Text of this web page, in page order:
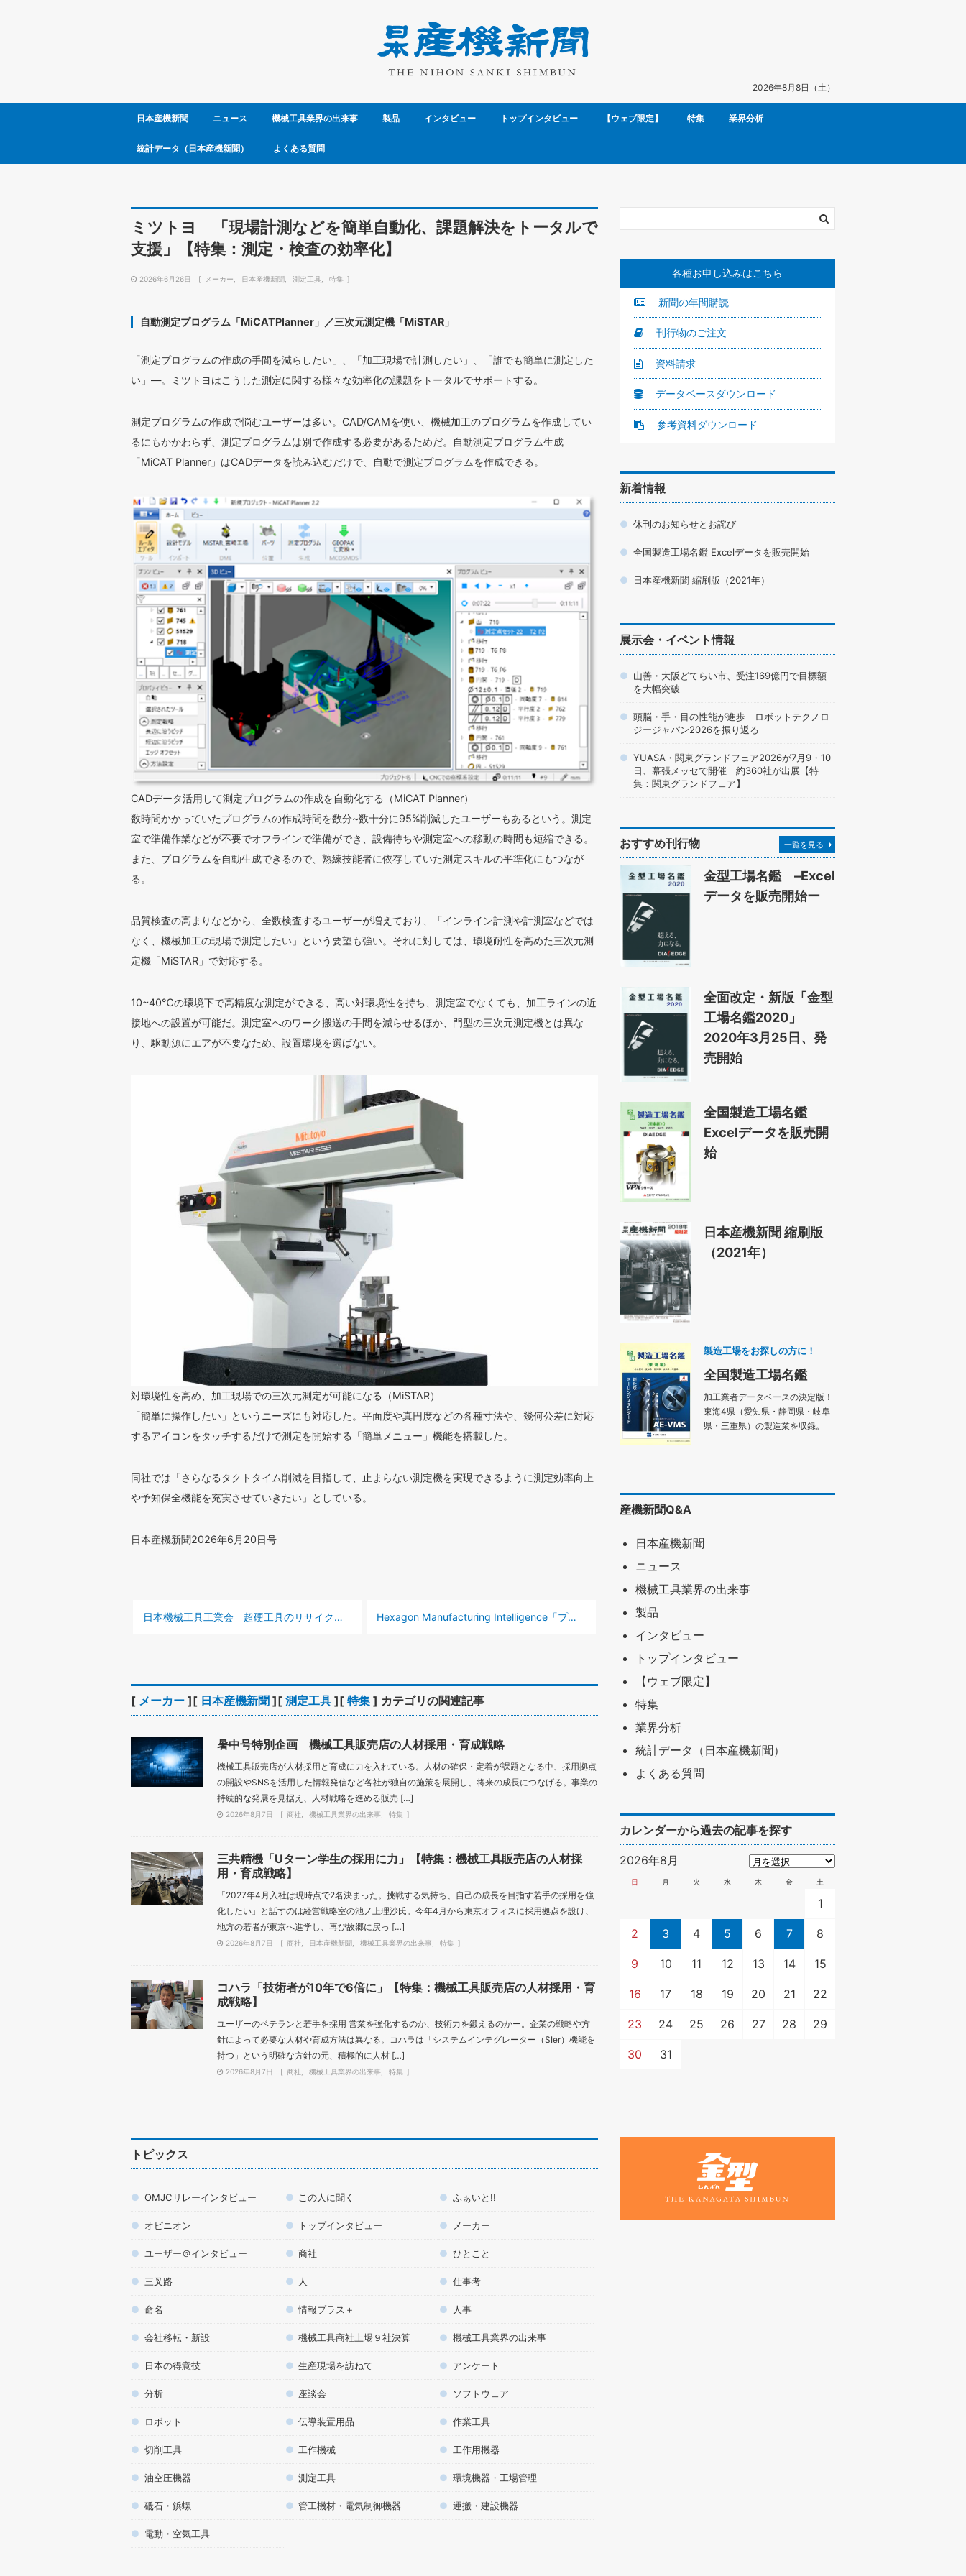
2026年8月8日（土）
日本産機新聞 ニュース 機械工具業界の出来事 製品 インタビュー トップインタビュー 【ウェブ限定】 特集 業界分析
統計データ（日本産機新聞） よくある質問
ミツトヨ 「現場計測などを簡単自動化、課題解決をトータルで
支援」【特集：測定・検査の効率化】
2026年6月26日 メーカー 日本産機新聞 測定工具 特集
自動測定プログラム「MiCATPlanner」／三次元測定機「MiSTAR」
「測定プログラムの作成の手間を減らしたい」、「加工現場で計測したい」、「誰でも簡単に測定した
い」—。ミツトヨはこうした測定に関する様々な効率化の課題をトータルでサポートする。
測定プログラムの作成で悩むユーザーは多い。CAD/CAMを使い、機械加工のプログラムを作成してい
るにもかかわらず、測定プログラムは別で作成する必要があるためだ。自動測定プログラム生成
「MiCAT Planner」はCADデータを読み込むだけで、自動で測定プログラムを作成できる。
CADデータ活用して測定プログラムの作成を自動化する（MiCAT Planner）
数時間かかっていたプログラムの作成時間を数分~数十分に95%削減したユーザーもあるという。測定
室で準備作業などが不要でオフラインで準備ができ、設備待ちや測定室への移動の時間も短縮できる。
また、プログラムを自動生成できるので、熟練技能者に依存していた測定スキルの平準化にもつなが
る。
品質検査の高まりなどから、全数検査するユーザーが増えており、「インライン計測や計測室などでは
なく、機械加工の現場で測定したい」という要望も強い。それに対しては、環境耐性を高めた三次元測
定機「MiSTAR」で対応する。
10~40℃の環境下で高精度な測定ができる、高い対環境性を持ち、測定室でなくても、加工ラインの近
接地への設置が可能だ。測定室へのワーク搬送の手間を減らせるほか、門型の三次元測定機とは異な
り、駆動源にエアが不要なため、設置環境を選ばない。
対環境性を高め、加工現場での三次元測定が可能になる（MiSTAR）
「簡単に操作したい」というニーズにも対応した。平面度や真円度などの各種寸法や、幾何公差に対応
するアイコンをタッチするだけで測定を開始する「簡単メニュー」機能を搭載した。
同社では「さらなるタクトタイム削減を目指して、止まらない測定機を実現できるように測定効率向上
や予知保全機能を充実させていきたい」としている。
日本産機新聞2026年6月20日号
前の記事 :
日本機械工具工業会 超硬工具のリサイクルガイドラインを改定、国内還流の強化へ 次の記事 :
Hexagon Manufacturing Intelligence「プログラムの自動作成で作業時間を３割以上削減」【特集：測定・検査の効率化】
[ メーカー ][ 日本産機新聞 ][ 測定工具 ][ 特集 ] カテゴリの関連記事
暑中号特別企画 機械工具販売店の人材採用・育成戦略
機械工具販売店が人材採用と育成に力を入れている。人材の確保・定着が課題となる中、採用拠点
の開設やSNSを活用した情報発信など各社が独自の施策を展開し、将来の成長につなげる。事業の
持続的な発展を見据え、人材戦略を進める販売 […]
2026年8月7日 商社 機械工具業界の出来事 特集
三共精機「Uターン学生の採用に力」【特集：機械工具販売店の人材採
用・育成戦略】
「2027年4月入社は現時点で2名決まった。挑戦する気持ち、自己の成長を目指す若手の採用を強
化したい」と話すのは経営戦略室の池ノ上理沙氏。今年4月から東京オフィスに採用拠点を設け、
地方の若者が東京へ進学し、再び故郷に戻っ […]
2026年8月7日 商社 日本産機新聞 機械工具業界の出来事 特集
コハラ「技術者が10年で6倍に」【特集：機械工具販売店の人材採用・育
成戦略】
ユーザーのベテランと若手を採用 営業を強化するのか、技術力を鍛えるのかー。企業の戦略や方
針によって必要な人材や育成方法は異なる。コハラは「システムインテグレーター（SIer）機能を
持つ」という明確な方針の元、積極的に人材 […]
2026年8月7日 商社 機械工具業界の出来事 特集
トピックス
OMJCリレーインタビュー この人に聞く ふぁいと!!
オピニオン トップインタビュー メーカー
ユーザー＠インタビュー 商社 ひとこと
三叉路 人 仕事考
命名 情報プラス＋ 人事
会社移転・新設 機械工具商社上場９社決算 機械工具業界の出来事
日本の得意技 生産現場を訪ねて アンケート
分析 座談会 ソフトウェア
ロボット 伝導装置用品 作業工具
切削工具 工作機械 工作用機器
油空圧機器 測定工具 環境機器・工場管理
砥石・鋲螺 管工機材・電気制御機器 運搬・建設機器
電動・空気工具
各種お申し込みはこちら
新聞の年間購読
刊行物のご注文
資料請求
データベースダウンロード
参考資料ダウンロード
新着情報
休刊のお知らせとお詫び
全国製造工場名鑑 Excelデータを販売開始
日本産機新聞 縮刷版（2021年）
展示会・イベント情報
山善・大阪どてらい市、受注169億円で目標額
を大幅突破
頭脳・手・目の性能が進歩 ロボットテクノロ
ジージャパン2026を振り返る
YUASA・関東グランドフェア2026が7月9・10
日、幕張メッセで開催 約360社が出展【特
集：関東グランドフェア】
おすすめ刊行物 一覧を見る
金型工場名鑑 –Excel
データを販売開始ー
全面改定・新版「金型
工場名鑑2020」
2020年3月25日、発
売開始
全国製造工場名鑑
Excelデータを販売開
始
日本産機新聞 縮刷版
（2021年）
製造工場をお探しの方に！
全国製造工場名鑑
加工業者データベースの決定版！
東海4県（愛知県・静岡県・岐阜
県・三重県）の製造業を収録。
産機新聞Q&A
日本産機新聞
ニュース
機械工具業界の出来事
製品
インタビュー
トップインタビュー
【ウェブ限定】
特集
業界分析
統計データ（日本産機新聞）
よくある質問
カレンダーから過去の記事を探す
2026年8月
日 月 火 水 木 金 土
1
2 3 4 5 6 7 8
9 10 11 12 13 14 15
16 17 18 19 20 21 22
23 24 25 26 27 28 29
30 31